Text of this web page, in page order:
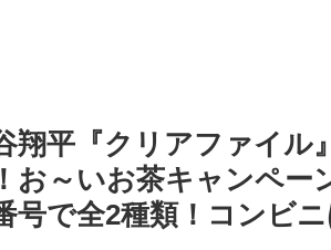
翔平『クリアファイル
お～いお茶キャンペー
号で全2種類！コンビ